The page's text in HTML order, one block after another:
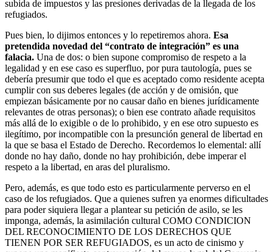
subida de impuestos y las presiones derivadas de la llegada de los
refugiados.
Pues bien, lo dijimos entonces y lo repetiremos ahora. Esa
pretendida novedad del “contrato de integración” es una
falacia. Una de dos: o bien supone compromiso de respeto a la
legalidad y en ese caso es superfluo, por pura tautología, pues se
debería presumir que todo el que es aceptado como residente acepta
cumplir con sus deberes legales (de acción y de omisión, que
empiezan básicamente por no causar daño en bienes jurídicamente
relevantes de otras personas); o bien ese contrato añade requisitos
más allá de lo exigible o de lo prohibido, y en ese otro supuesto es
ilegítimo, por incompatible con la presunción general de libertad en
la que se basa el Estado de Derecho. Recordemos lo elemental: allí
donde no hay daño, donde no hay prohibición, debe imperar el
respeto a la libertad, en aras del pluralismo.
Pero, además, es que todo esto es particularmente perverso en el
caso de los refugiados. Que a quienes sufren ya enormes dificultades
para poder siquiera llegar a plantear su petición de asilo, se les
imponga, además, la asimilación cultural COMO CONDICION
DEL RECONOCIMIENTO DE LOS DERECHOS QUE
TIENEN POR SER REFUGIADOS, es un acto de cinismo y